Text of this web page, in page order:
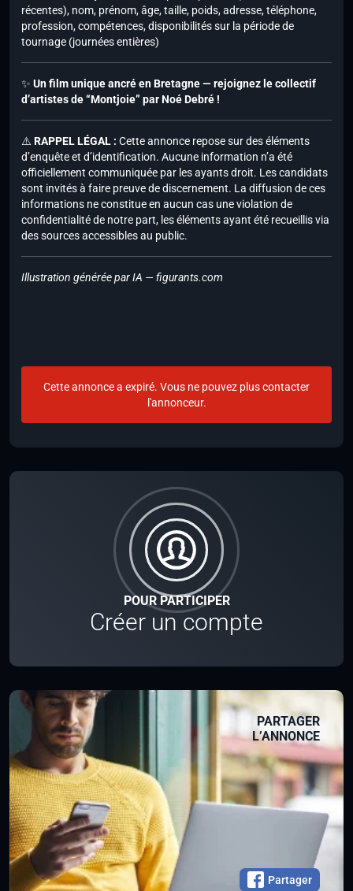
POUR PARTICIPER
Créer un compte
PARTAGER
L’ANNONCE
Partager
récentes), nom, prénom, âge, taille, poids, adresse, téléphone,
profession, compétences, disponibilités sur la période de
tournage (journées entières)
✨ Un film unique ancré en Bretagne — rejoignez le collectif
d’artistes de “Montjoie” parNoé Debré !
⚠️ RAPPEL LÉGAL : Cette annonce repose sur des éléments
d’enquête et d’identification. Aucune information n’a été
officiellement communiquée par les ayants droit. Les candidats
sont invités à faire preuve de discernement. La diffusion de ces
informations ne constitue en aucun cas une violation de
confidentialité de notre part, les éléments ayant été recueillis via
des sources accessibles au public.
Illustration générée par IA — figurants.com
Cette annonce a expiré. Vous ne pouvez plus contacter
l'annonceur.